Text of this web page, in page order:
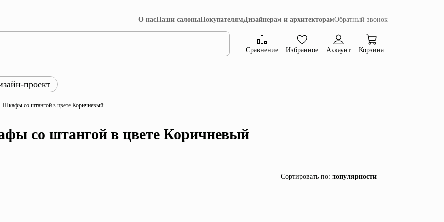
О насНаши салоныПокупателямДизайнерам и архитекторамОбратный звонок
Сравнение Избранное Аккаунт Корзина
Лофт Коллекция Далия Коллекция Сиена
проект
Шкафы со штангой в цвете Коричневый
со штангой в цвете Коричневый
Сортировать по: популярности